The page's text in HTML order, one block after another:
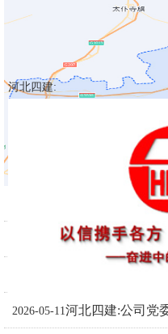
河北四建:公司
正确政绩观专题学习
2026-05-27河北四建:华东分
河北四建:河北
宁医院项目检查指导工作
2026-05-11河北四建:公司党
河北四建: